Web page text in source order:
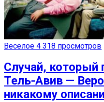
Веселое 4 318 просмотров
Случай, который
Тель-Авив —
никакому